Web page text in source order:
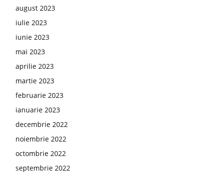
august 2023
iulie 2023
iunie 2023
mai 2023
aprilie 2023
martie 2023
februarie 2023
ianuarie 2023
decembrie 2022
noiembrie 2022
octombrie 2022
septembrie 2022